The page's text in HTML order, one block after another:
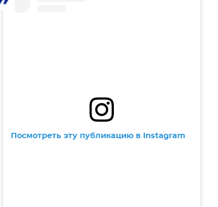
Посмотреть эту публикацию в Instagram